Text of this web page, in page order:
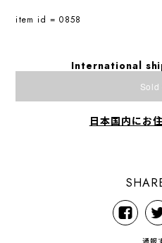
item id = 0858
International
Sold
日本国内にお